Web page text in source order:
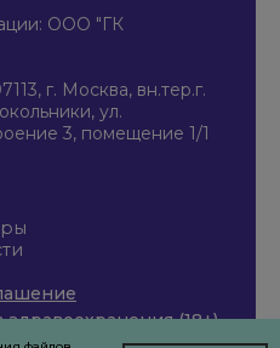
ООО "ГК
г. Москва, вн.тер.г.
ул.
3, помещение 1/1
(18+)